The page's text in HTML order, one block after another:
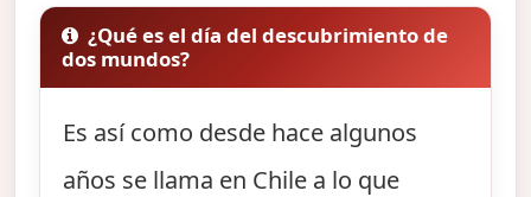
¿Qué es el día del descubrimiento de
dos mundos?
Es así como desde hace algunos
años se llama en Chile a lo que